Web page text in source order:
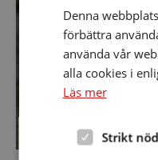
förening
samtliga
Denna
förbättra
använda vår
alla cookies i
Läs mer
Strikt